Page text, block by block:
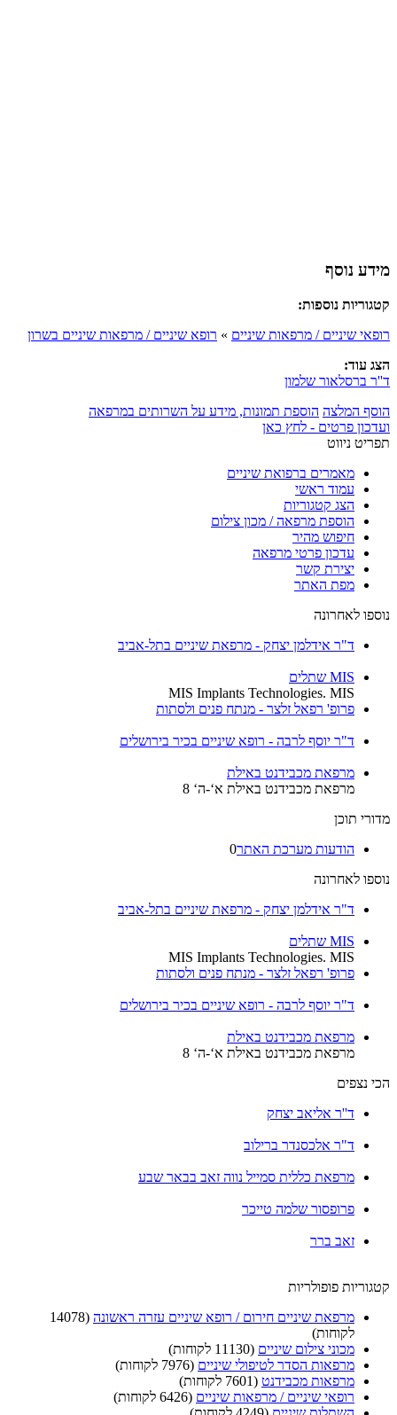
מידע נוסף
קטגוריות נוספות:
רופאי שיניים / מרפאות שיניים » רופא שיניים / מרפאות שיניים בשרון
הצג עוד:
ד''ר ברסלאור שלמון
הוסף המלצה הוספת תמונות, מידע על השרותים במרפאה
ועדכון פרטים - לחץ כאן
תפריט ניווט
מאמרים ברפואת שיניים
עמוד ראשי
הצג קטגוריות
הוספת מרפאה / מכון צילום
חיפוש מהיר
עדכון פרטי מרפאה
יצירת קשר
מפת האתר
נוספו לאחרונה
ד"ר אידלמן יצחק - מרפאת שיניים בתל-אביב
MIS שתלים
MIS Implants Technologies. MIS
פרופ' רפאל זלצר - מנתח פנים ולסתות
ד"ר יוסף לרבה - רופא שיניים בכיר בירושלים
מרפאת מכבידנט באילת
מרפאת מכבידנט באילת א‘-ה‘ 8
מדורי תוכן
הודעות מערכת האתר0
נוספו לאחרונה
ד"ר אידלמן יצחק - מרפאת שיניים בתל-אביב
MIS שתלים
MIS Implants Technologies. MIS
פרופ' רפאל זלצר - מנתח פנים ולסתות
ד"ר יוסף לרבה - רופא שיניים בכיר בירושלים
מרפאת מכבידנט באילת
מרפאת מכבידנט באילת א‘-ה‘ 8
הכי נצפים
ד''ר אליאב יצחק
ד"ר אלכסנדר ברילוב
מרפאת כללית סמייל נווה זאב בבאר שבע
פרופסור שלמה טייכר
זאב ברר
קטגוריות פופולריות
מרפאת שיניים חירום / רופא שיניים עזרה ראשונה (14078
לקוחות)
מכוני צילום שיניים (11130 לקוחות)
מרפאות הסדר לטיפולי שיניים (7976 לקוחות)
מרפאות מכבידנט (7601 לקוחות)
רופאי שיניים / מרפאות שיניים (6426 לקוחות)